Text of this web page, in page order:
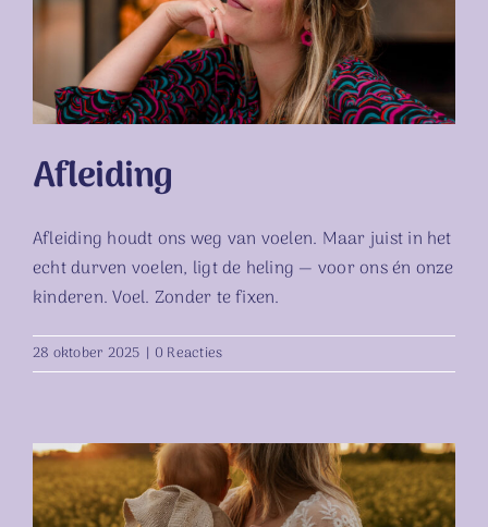
Afleiding
Afleiding
Afleiding houdt ons weg van voelen. Maar juist in het
echt durven voelen, ligt de heling — voor ons én onze
kinderen. Voel. Zonder te fixen.
28 oktober 2025 | 0 Reacties